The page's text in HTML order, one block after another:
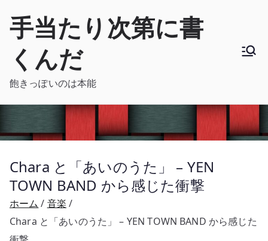
手当たり次第に書
くんだ
飽きっぽいのは本能
Chara と「あいのうた」 – YEN
TOWN BAND から感じた衝撃
ホーム
音楽
Chara と「あいのうた」 – YEN TOWN BAND から感じた